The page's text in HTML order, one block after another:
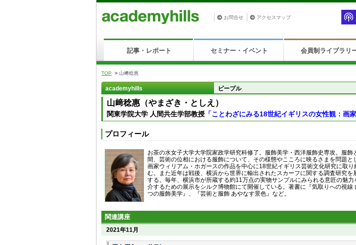
お問合せ アクセスマップ
記事・レポート セミナー・イベント 会員制ライブラリ
TOP > 山﨑稔惠
academyhills ピープル
山﨑稔惠（やまざき・としえ）
関東学院大学 人間共生学部教授 「ことわざにみる18世紀イギリスの女性観：画
プロフィール
お茶の水女子大学大学院家政学研究科修了。服飾美学・西洋服飾史専攻。服飾
間、芸術の位相における服飾について、その様態やこころに映るさまを問題と
画家ウィリアム・ホガースの作品を中心に18世紀イギリス芸術文化研究に取り
む。また近年は戦後、横浜から世界に輸出されたスカーフに関する調査研究を
する。毎年、横浜市が所蔵する約11万点の実物サンプルにみられる意匠の魅力
介するための展示をシルク博物館にて開催している。著書に『気取りへの視線
つの服飾美学』、『芸術と服飾 あやなす景色』など。
関連講座
2021年11月